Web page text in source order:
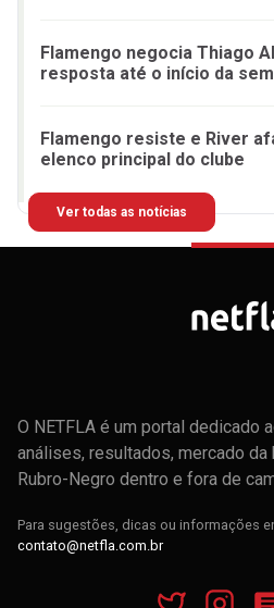
Flamengo negocia Thiago
resposta até o início da
Flamengo resiste e River
elenco principal do clube
Ver todas as notícias
O NETFLA é um portal dedicado
análises, resultados, mercado
Rubro-Negro dentro e fora de
Para sugestões, dicas ou informações
contato@netfla.com.br